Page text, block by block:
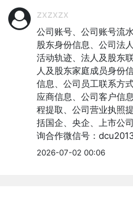
zxzxzx
公司账号、公司账号流
股东身份信息、公司法
活动轨迹、法人及股东
人及股东家庭成员身份
信息、公司员工联系方
应商信息、公司客户信
程提取、公司营业执照
括国企、央企、上市公
询合作微信号：dcu2013
2026-07-02 00:06